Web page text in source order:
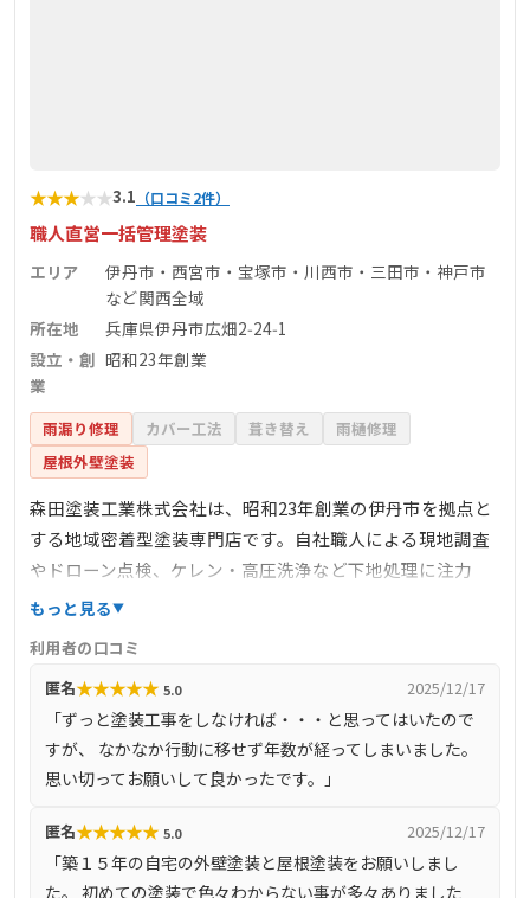
★★★★★3.1 （口コミ2件）
職人直営一括管理塗装
エリア
伊丹市・西宮市・宝塚市・川西市・三田市・神戸市
など関西全域
所在地
兵庫県伊丹市広畑2‑24‑1
設立・創
業
昭和23年創業
雨漏り修理 カバー工法 葺き替え
雨樋修理
屋根外壁塗装
森田塗装工業株式会社は、昭和23年創業の伊丹市を拠点と
する地域密着型塗装専門店です。自社職人による現地調査
やドローン点検、ケレン・高圧洗浄など下地処理に注力
し、屋根・外壁塗装から防水・雨漏り補修、マンションま
トを抑え、高品質と適正価格を両立しています。施工中は
写真共有による進捗報告があり、施工後もフリーダイヤル
対応などアフターサービスが充実。職人の丁寧な挨拶や近
隣配慮などマナー面でも評価され、「説明が分かりやすく
信頼できる」と高い口コミ評価を獲得しています。
もっと見る
利用者の口コミ
匿名★★★★★ 5.0 2025/12/17
「ずっと塗装工事をしなければ・・・と思ってはいたので
すが、 なかなか行動に移せず年数が経ってしまいました。
思い切ってお願いして良かったです。」
匿名★★★★★ 5.0 2025/12/17
「築１５年の自宅の外壁塗装と屋根塗装をお願いしまし
た。 初めての塗装で色々わからない事が多々ありました